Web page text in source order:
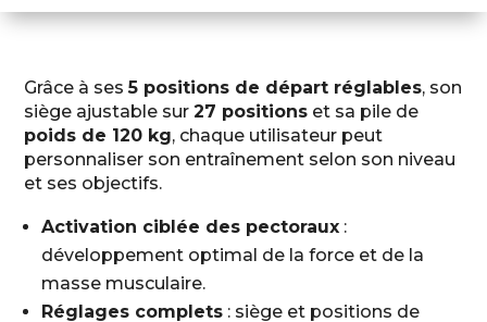
Grâce à ses5 positions de départ réglables, son
siège ajustable sur27 positions et sa pile de
poids de 120 kg, chaque utilisateur peut
personnaliser son entraînement selon son niveau
et ses objectifs.
Activation ciblée des pectoraux :
développement optimal de la force et de la
masse musculaire.
Réglages complets : siège et positions de